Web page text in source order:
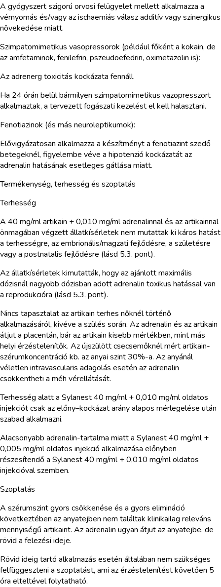
A gyógyszert szigorú orvosi felügyelet mellett alkalmazza a
vérnyomás és/vagy az ischaemiás válasz additív vagy szinergikus
növekedése miatt.
Szimpatomimetikus vasopressorok (például főként a kokain, de
az amfetaminok, fenilefrin, pszeudoefedrin, oximetazolin is):
Az adrenerg toxicitás kockázata fennáll.
Ha 24 órán belül bármilyen szimpatomimetikus vazopresszort
alkalmaztak, a tervezett fogászati kezelést el kell halasztani.
Fenotiazinok (és más neuroleptikumok):
Elővigyázatosan alkalmazza a készítményt a fenotiazint szedő
betegeknél, figyelembe véve a hipotenzió kockázatát az
adrenalin hatásának esetleges gátlása miatt.
Termékenység, terhesség és szoptatás
Terhesség
A 40 mg/ml artikain + 0,010 mg/ml adrenalinnal és az artikainnal
önmagában végzett állatkísérletek nem mutattak ki káros hatást
a terhességre, az embrionális/magzati fejlődésre, a születésre
vagy a postnatalis fejlődésre (lásd 5.3. pont).
Az állatkísérletek kimutatták, hogy az ajánlott maximális
dózisnál nagyobb dózisban adott adrenalin toxikus hatással van
a reprodukcióra (lásd 5.3. pont).
Nincs tapasztalat az artikain terhes nőknél történő
alkalmazásáról, kivéve a szülés során. Az adrenalin és az artikain
átjut a placentán, bár az artikain kisebb mértékben, mint más
helyi érzéstelenítők. Az újszülött csecsemőknél mért artikain-
szérumkoncentráció kb. az anyai szint 30%-a. Az anyánál
véletlen intravascularis adagolás esetén az adrenalin
csökkentheti a méh vérellátását.
Terhesség alatt a Sylanest 40 mg/ml + 0,010 mg/ml oldatos
injekciót csak az előny–kockázat arány alapos mérlegelése után
szabad alkalmazni.
Alacsonyabb adrenalin-tartalma miatt a Sylanest 40 mg/ml +
0,005 mg/ml oldatos injekció alkalmazása előnyben
részesítendő a Sylanest 40 mg/ml + 0,010 mg/ml oldatos
injekcióval szemben.
Szoptatás
A szérumszint gyors csökkenése és a gyors elimináció
következtében az anyatejben nem találtak klinikailag releváns
mennyiségű artikaint. Az adrenalin ugyan átjut az anyatejbe, de
rövid a felezési ideje.
Rövid ideig tartó alkalmazás esetén általában nem szükséges
felfüggeszteni a szoptatást, ami az érzéstelenítést követően 5
óra elteltével folytatható.